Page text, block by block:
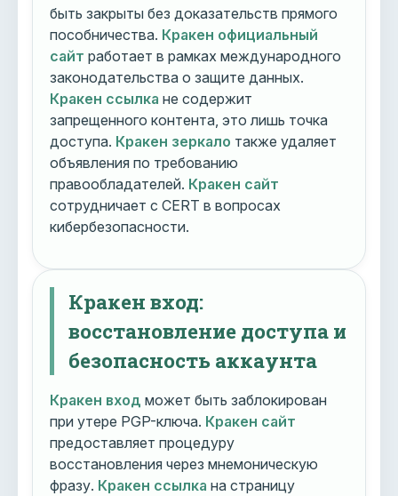
быть закрыты без доказательств прямого
пособничества. Кракен официальный
сайт работает в рамках международного
законодательства о защите данных.
Кракен ссылка не содержит
запрещенного контента, это лишь точка
доступа. Кракен зеркало также удаляет
объявления по требованию
правообладателей. Кракен сайт
сотрудничает с CERT в вопросах
кибербезопасности.
Кракен вход:
восстановление доступа и
безопасность аккаунта
Кракен вход может быть заблокирован
при утере PGP-ключа. Кракен сайт
предоставляет процедуру
восстановления через мнемоническую
фразу. Кракен ссылка на страницу